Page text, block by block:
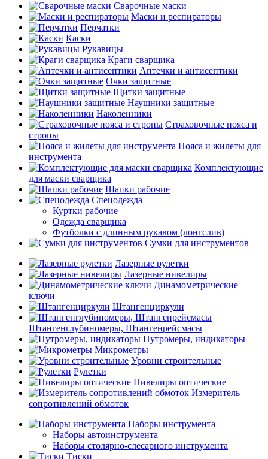
Сварочные маски
Маски и респираторы
Перчатки
Каски
Рукавицы
Краги сварщика
Аптечки и антисептики
Очки защитные
Щитки защитные
Наушники защитные
Наколенники
Страховочные пояса и
стропы
Пояса и жилеты для
инструмента
Комплектующие
для маски сварщика
Шапки рабочие
Спецодежда
Куртки рабочие
Одежда сварщика
Футболки с длинным рукавом (лонгслив)
Сумки для инструментов
Лазерные рулетки
Лазерные нивелиры
Динамометрические
ключи
Штангенциркули
Штангенглубиномеры, Штангенрейсмасы
Нутромеры, индикаторы
Микрометры
Уровни строительные
Рулетки
Нивелиры оптические
Измеритель
сопротивлений обмоток
Наборы инструмента
Наборы автоинструмента
Наборы столярно-слесарного инструмента
Тиски